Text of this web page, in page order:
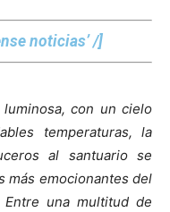
noticias’ /]
luminosa, con un cielo
temperaturas, la
al santuario se
más emocionantes del
una multitud de